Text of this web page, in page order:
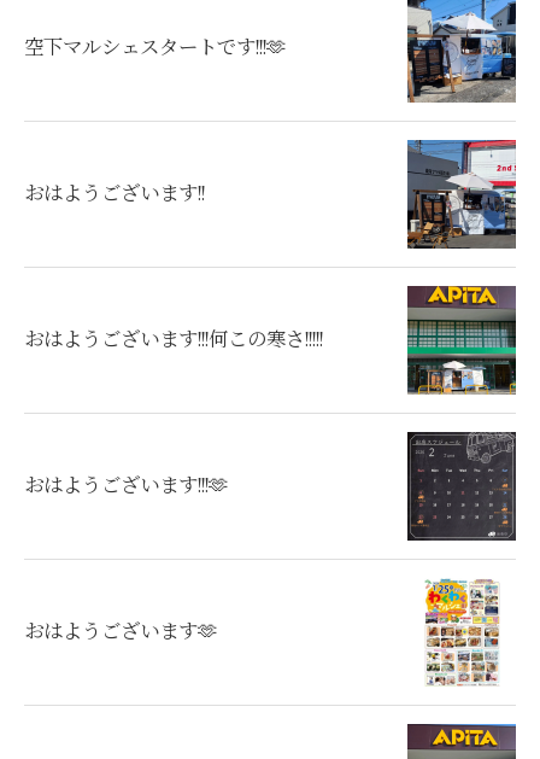
空下マルシェスタートです!!!🫶
おはようございます!!
おはようございます!!!何この寒さ!!!!!
おはようございます!!!🫶
おはようございます🫶